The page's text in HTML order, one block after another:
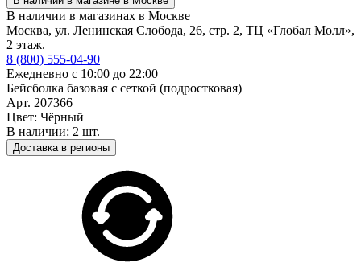
В наличии в магазинах в Москве
Москва, ул. Ленинская Слобода, 26, стр. 2, ТЦ «Глобал Молл»,
2 этаж.
8 (800) 555-04-90
Ежедневно с 10:00 до 22:00
Бейсболка базовая с сеткой (подростковая)
Арт. 207366
Цвет: Чёрный
В наличии: 2 шт.
Доставка в регионы